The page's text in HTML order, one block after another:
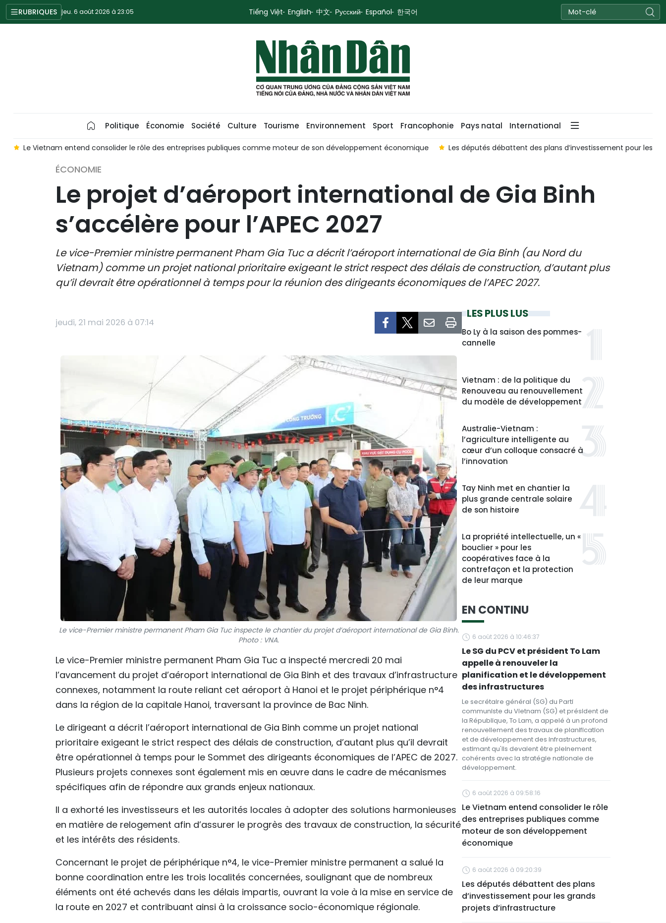
RUBRIQUES jeu. 6 août 2026 à 23:05 Tiếng Việt English 中文 Русский Español 한국어
Politique Économie Société Culture Tourisme Environnement Sport Francophonie Pays natal International
Le Vietnam entend consolider le rôle des entreprises publiques comme moteur de son développement économique Les députés débattent des plans d’investissement pour les
ÉCONOMIE
Le projet d’aéroport international de Gia Binh
s’accélère pour l’APEC 2027
Le vice-Premier ministre permanent Pham Gia Tuc a décrit l’aéroport international de Gia Binh (au Nord du
Vietnam) comme un projet national prioritaire exigeant le strict respect des délais de construction, d’autant plus
qu’il devrait être opérationnel à temps pour la réunion des dirigeants économiques de l’APEC 2027.
jeudi, 21 mai 2026 à 07:14
Le vice-Premier ministre permanent Pham Gia Tuc inspecte le chantier du projet d’aéroport international de Gia Binh.
Photo : VNA.
Le vice-Premier ministre permanent Pham Gia Tuc a inspecté mercredi 20 mai
l’avancement du projet d’aéroport international de Gia Binh et des travaux d’infrastructure
connexes, notamment la route reliant cet aéroport à Hanoi et le projet périphérique n°4
dans la région de la capitale Hanoi, traversant la province de Bac Ninh.
Le dirigeant a décrit l’aéroport international de Gia Binh comme un projet national
prioritaire exigeant le strict respect des délais de construction, d’autant plus qu’il devrait
être opérationnel à temps pour le Sommet des dirigeants économiques de l’APEC de 2027.
Plusieurs projets connexes sont également mis en œuvre dans le cadre de mécanismes
spécifiques afin de répondre aux grands enjeux nationaux.
Il a exhorté les investisseurs et les autorités locales à adopter des solutions harmonieuses
en matière de relogement afin d’assurer le progrès des travaux de construction, la sécurité
et les intérêts des résidents.
Concernant le projet de périphérique n°4, le vice-Premier ministre permanent a salué la
bonne coordination entre les trois localités concernées, soulignant que de nombreux
éléments ont été achevés dans les délais impartis, ouvrant la voie à la mise en service de
la route en 2027 et contribuant ainsi à la croissance socio-économique régionale.
LES PLUS LUS
Bo Ly à la saison des pommes-
cannelle
Vietnam : de la politique du
Renouveau au renouvellement
du modèle de développement
Australie-Vietnam :
l’agriculture intelligente au
cœur d’un colloque consacré à
l’innovation
Tay Ninh met en chantier la
plus grande centrale solaire
de son histoire
La propriété intellectuelle, un «
bouclier » pour les
coopératives face à la
contrefaçon et la protection
de leur marque
EN CONTINU
6 août 2026 à 10:46:37
Le SG du PCV et président To Lam
appelle à renouveler la
planification et le développement
des infrastructures
Le secrétaire général (SG) du Parti
communiste du Vietnam (SG) et président de
la République, To Lam, a appelé à un profond
renouvellement des travaux de planification
et de développement des infrastructures,
estimant qu'ils devaient être pleinement
cohérents avec la stratégie nationale de
développement.
6 août 2026 à 09:58:16
Le Vietnam entend consolider le rôle
des entreprises publiques comme
moteur de son développement
économique
6 août 2026 à 09:20:39
Les députés débattent des plans
d’investissement pour les grands
projets d’infrastructure